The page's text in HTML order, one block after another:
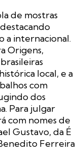
de mostras
a internacional.
Origens,
local, e a
com
dos
Para julgar
com nomes de
Gustavo, da É
Ferreira